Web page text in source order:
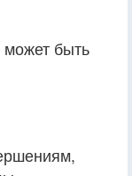
может быть